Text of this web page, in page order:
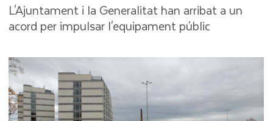
L'Ajuntament i la Generalitat han arribat a un
acord per impulsar l'equipament públic